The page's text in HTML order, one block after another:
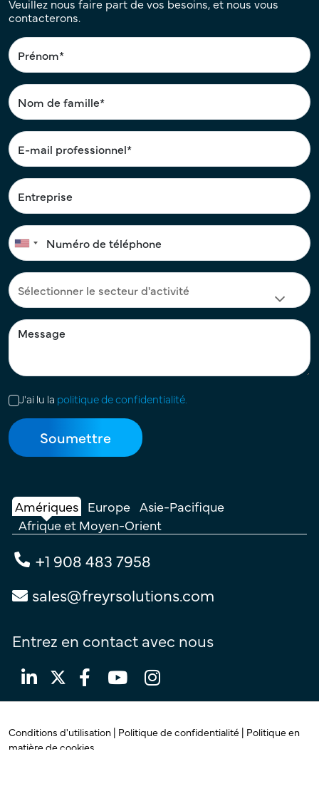
Veuillez nous faire part de vos besoins, et nous vous
contacterons.
J'ai lu la politique de confidentialité.
Amériques Europe Asie-Pacifique
Afrique et Moyen-Orient
+1 908 483 7958
sales@freyrsolutions.com
Entrez en contact avec nous
Conditions d'utilisation | Politique de confidentialité | Politique en
matière de cookies